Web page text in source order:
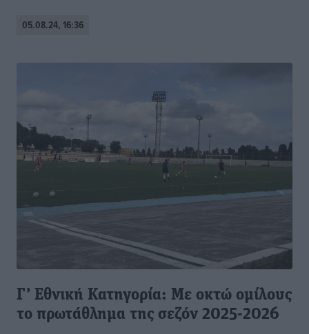
05.08.24, 16:36
Γ’ Εθνική Κατηγορία: Με οκτώ ομίλους
το πρωτάθλημα της σεζόν 2025-2026